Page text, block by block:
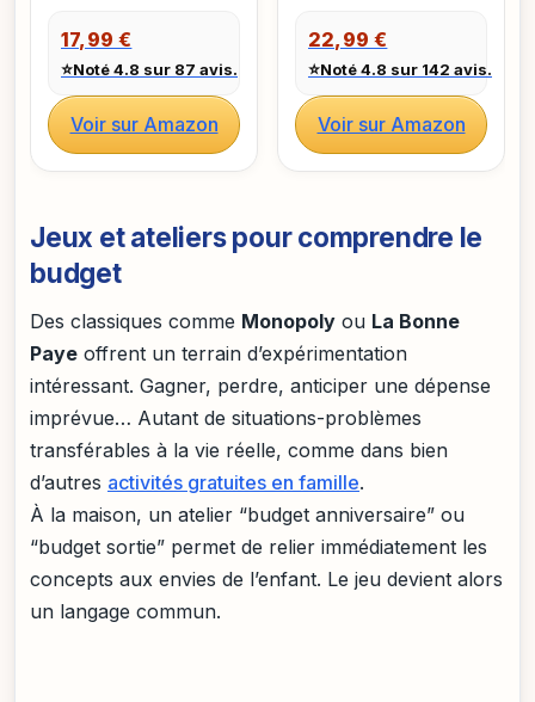
pour Filles avec
Collier, Bracelet et
Autocollants DIY -
Coffre à Monnaie
Mignon - Idée Cadeau
Anniversaire Noël
17,99 €
⭐Noté 4.8 sur 87 avis.
Voir sur Amazon
Autocollants Colorés,
Tirelire en Bois
Réutilisable, pour
Aider Les Enfants à
Commencer à
Economiser -
Éléphants
22,99 €
⭐Noté 4.8 sur 142 avis.
Voir sur Amazon
Jeux et ateliers pour comprendre le
budget
Des classiques comme Monopoly ou La Bonne
Paye offrent un terrain d’expérimentation
intéressant. Gagner, perdre, anticiper une dépense
imprévue… Autant de situations-problèmes
transférables à la vie réelle, comme dans bien
d’autres activités gratuites en famille.
À la maison, un atelier “budget anniversaire” ou
“budget sortie” permet de relier immédiatement les
concepts aux envies de l’enfant. Le jeu devient alors
un langage commun.